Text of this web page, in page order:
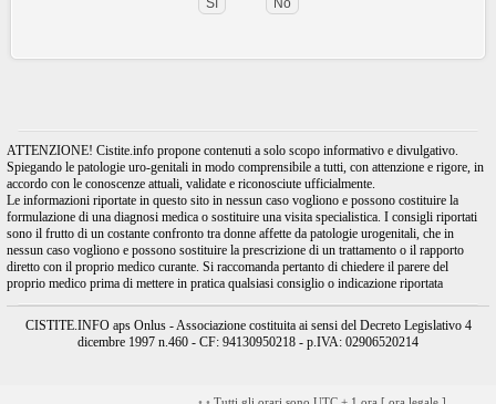
ATTENZIONE! Cistite.info propone contenuti a solo scopo informativo e divulgativo.
Spiegando le patologie uro-genitali in modo comprensibile a tutti, con attenzione e rigore, in
accordo con le conoscenze attuali, validate e riconosciute ufficialmente.
Le informazioni riportate in questo sito in nessun caso vogliono e possono costituire la
formulazione di una diagnosi medica o sostituire una visita specialistica. I consigli riportati
sono il frutto di un costante confronto tra donne affette da patologie urogenitali, che in
nessun caso vogliono e possono sostituire la prescrizione di un trattamento o il rapporto
diretto con il proprio medico curante. Si raccomanda pertanto di chiedere il parere del
proprio medico prima di mettere in pratica qualsiasi consiglio o indicazione riportata
CISTITE.INFO aps Onlus - Associazione costituita ai sensi del Decreto Legislativo 4
dicembre 1997 n.460 - CF: 94130950218 - p.IVA: 02906520214